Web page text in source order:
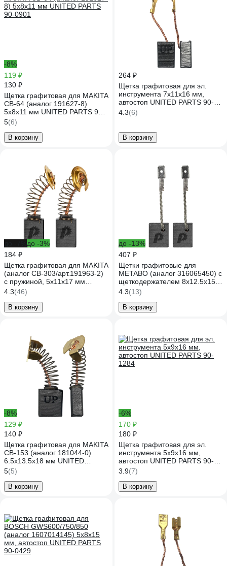
-8%
119 ₽
130 ₽
Щетка графитовая для MAKITA
СВ-64 (аналог 191627-8)
5x8х11 мм UNITED PARTS 90-
0901
5(6)
В корзину
264 ₽
Щетка графитовая для эл.
инструмента 7x11x16 мм,
автостоп UNITED PARTS 90-
1285
4.3(6)
В корзину
до -3%
184 ₽
Щетка графитовая для MAKITA
(аналог CB-303/арт.191963-2)
с пружиной, 5x11x17 мм
ПРАКТИКА 790-960
4.3(46)
В корзину
до -13%
407 ₽
Щетки графитовые для
METABO (аналог 316065450) с
щеткодержателем 8x12.5x15
мм, автостоп ПРАКТИКА 790-
649
4.3(13)
В корзину
-8%
129 ₽
140 ₽
Щетка графитовая для MAKITA
СВ-153 (аналог 181044-0)
6.5x13.5x18 мм UNITED
PARTS 90-0900
5(5)
В корзину
-6%
170 ₽
180 ₽
Щетка графитовая для эл.
инструмента 5x9х16 мм,
автостоп UNITED PARTS 90-
1284
3.9(7)
В корзину